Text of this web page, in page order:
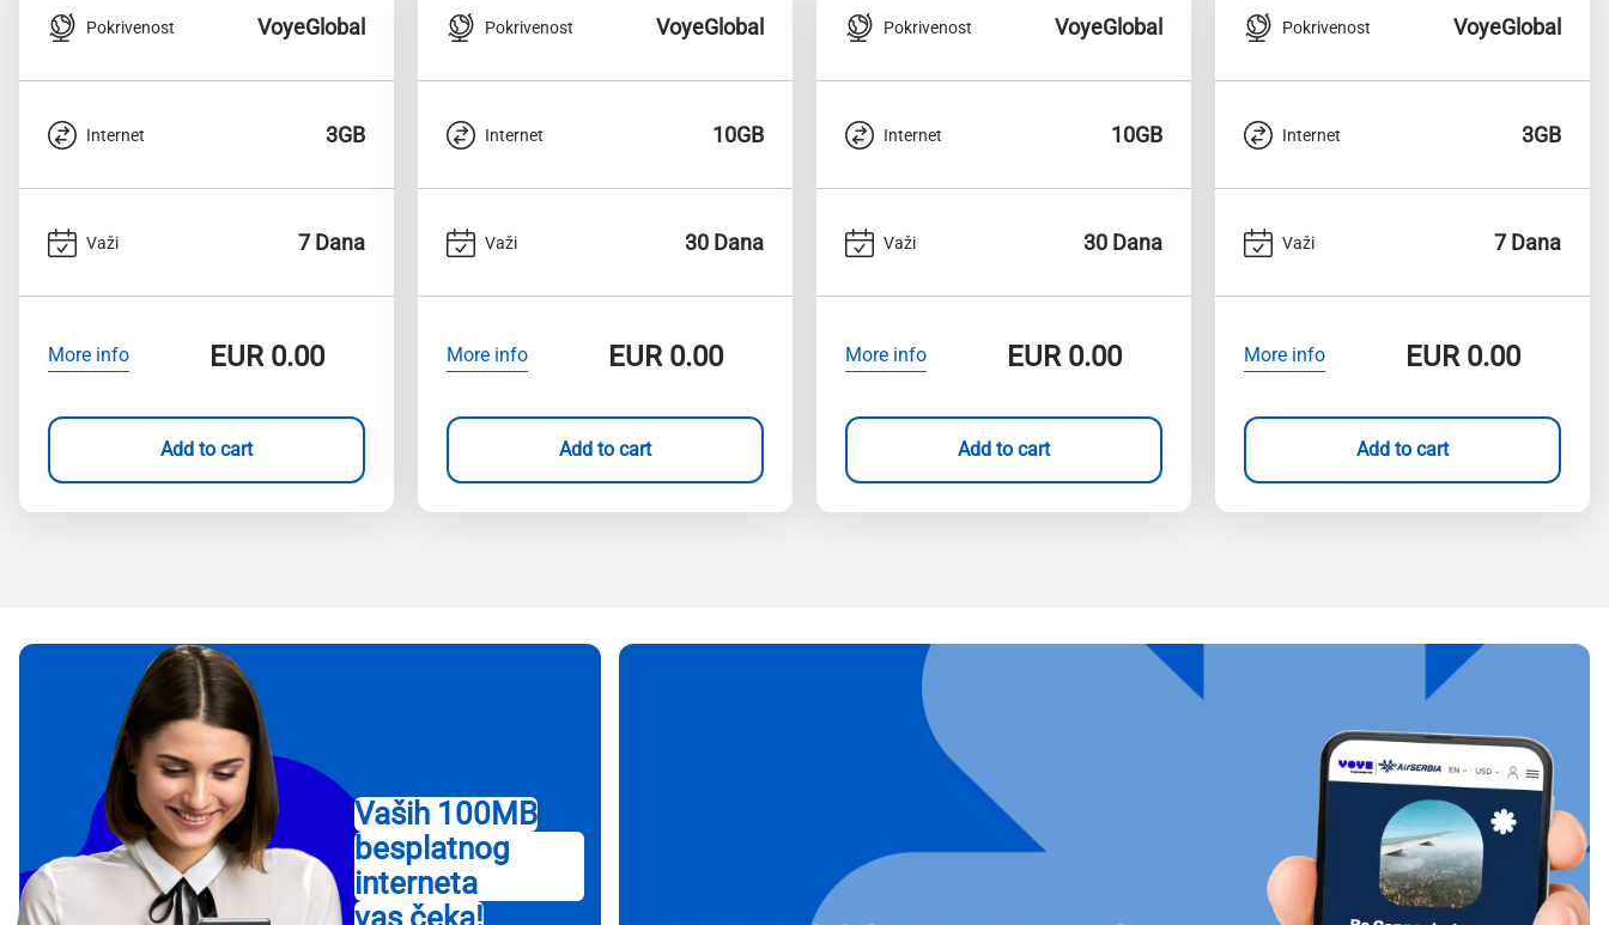
Pokrivenost VoyeGlobal
Internet 3GB
Važi 7 Dana
More info EUR0.00
Add to cart
Pokrivenost VoyeGlobal
Internet 10GB
Važi 30 Dana
More info EUR0.00
Add to cart
Pokrivenost VoyeGlobal
Internet 10GB
Važi 30 Dana
More info EUR0.00
Add to cart
Pokrivenost VoyeGlobal
Internet 3GB
Važi 7 Dana
More info EUR0.00
Add to cart
Vaših 100MB
besplatnog
interneta